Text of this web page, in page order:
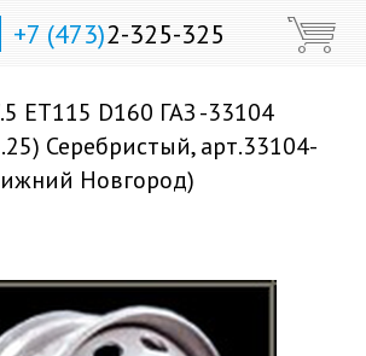
+7 (473)2-325-325
ET115 D160 ГАЗ -33104
Серебристый, арт.33104-
Новгород)